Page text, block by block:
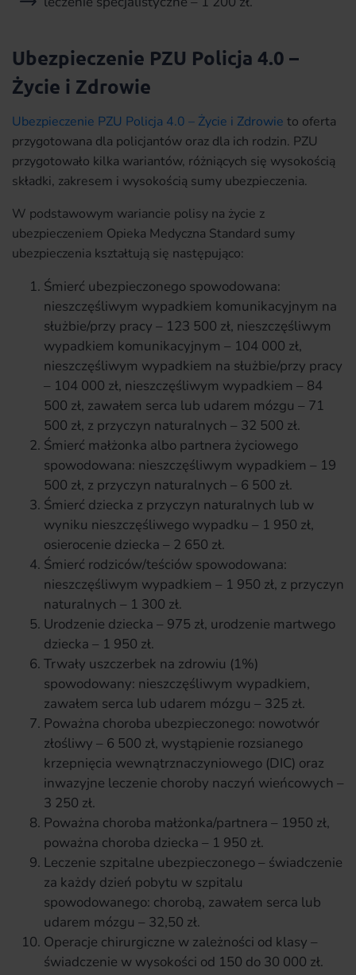
Ubezpieczenie PZU Policja 4.0 –
Życie i Zdrowie
Ubezpieczenie PZU Policja 4.0 – Życie i Zdrowie to oferta
przygotowana dla policjantów oraz dla ich rodzin. PZU
przygotowało kilka wariantów, różniących się wysokością
składki, zakresem i wysokością sumy ubezpieczenia.
W podstawowym wariancie polisy na życie z
ubezpieczeniem Opieka Medyczna Standard sumy
ubezpieczenia kształtują się następująco:
Śmierć ubezpieczonego spowodowana:
nieszczęśliwym wypadkiem komunikacyjnym na
służbie/przy pracy – 123 500 zł, nieszczęśliwym
wypadkiem komunikacyjnym – 104 000 zł,
nieszczęśliwym wypadkiem na służbie/przy pracy
– 104 000 zł, nieszczęśliwym wypadkiem – 84
500 zł, zawałem serca lub udarem mózgu – 71
500 zł, z przyczyn naturalnych – 32 500 zł.
Śmierć małżonka albo partnera życiowego
spowodowana: nieszczęśliwym wypadkiem – 19
500 zł, z przyczyn naturalnych – 6 500 zł.
Śmierć dziecka z przyczyn naturalnych lub w
wyniku nieszczęśliwego wypadku – 1 950 zł,
osierocenie dziecka – 2 650 zł.
Śmierć rodziców/teściów spowodowana:
nieszczęśliwym wypadkiem – 1 950 zł, z przyczyn
naturalnych – 1 300 zł.
Urodzenie dziecka – 975 zł, urodzenie martwego
dziecka – 1 950 zł.
Trwały uszczerbek na zdrowiu (1%)
spowodowany: nieszczęśliwym wypadkiem,
zawałem serca lub udarem mózgu – 325 zł.
Poważna choroba ubezpieczonego: nowotwór
złośliwy – 6 500 zł, wystąpienie rozsianego
krzepnięcia wewnątrznaczyniowego (DIC) oraz
inwazyjne leczenie choroby naczyń wieńcowych –
3 250 zł.
Poważna choroba małżonka/partnera – 1950 zł,
poważna choroba dziecka – 1 950 zł.
Leczenie szpitalne ubezpieczonego – świadczenie
za każdy dzień pobytu w szpitalu
spowodowanego: chorobą, zawałem serca lub
udarem mózgu – 32,50 zł.
Operacje chirurgiczne w zależności od klasy –
świadczenie w wysokości od 150 do 30 000 zł.